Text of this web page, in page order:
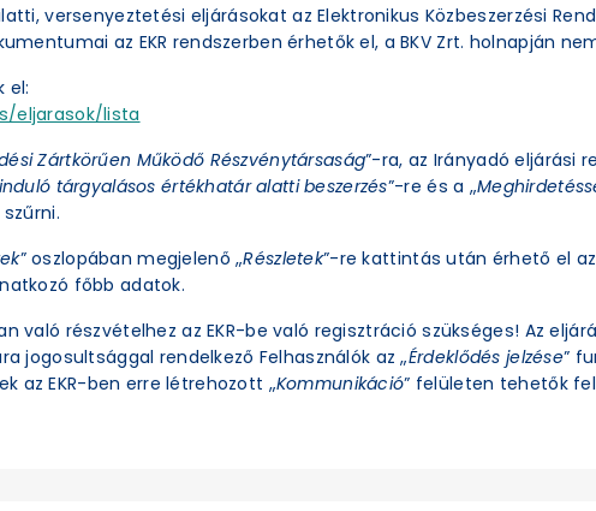
versenyeztetési eljárásokat az Elektronikus Közbeszerzési
az EKR rendszerben érhetők el, a BKV Zrt. holnapján
el:
eljarasok/lista
Zártkörűen Működő Részvénytársaság”-ra, az Irányadó eljárási
tárgyalásos értékhatár alatti beszerzés”-re és a „
” oszlopában megjelenő „Részletek”-re kattintás után érhető el
főbb adatok.
való részvételhez az EKR-be való regisztráció szükséges! Az
jogosultsággal rendelkező Felhasználók az „Érdeklődés jelzése”
az EKR-ben erre létrehozott „Kommunikáció” felületen tehetők